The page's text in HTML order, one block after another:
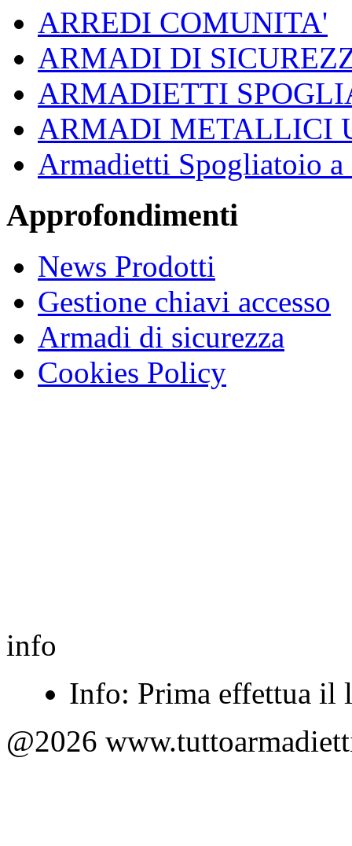
ARREDI COMUNITA'
ARMADI DI
ARMADIETTI
ARMADI METALLICI
Armadietti Spogliatoio a
Approfondimenti
News Prodotti
Gestione chiavi accesso
Armadi di sicurezza
Cookies Policy
info
Info: Prima effettua il
@2026